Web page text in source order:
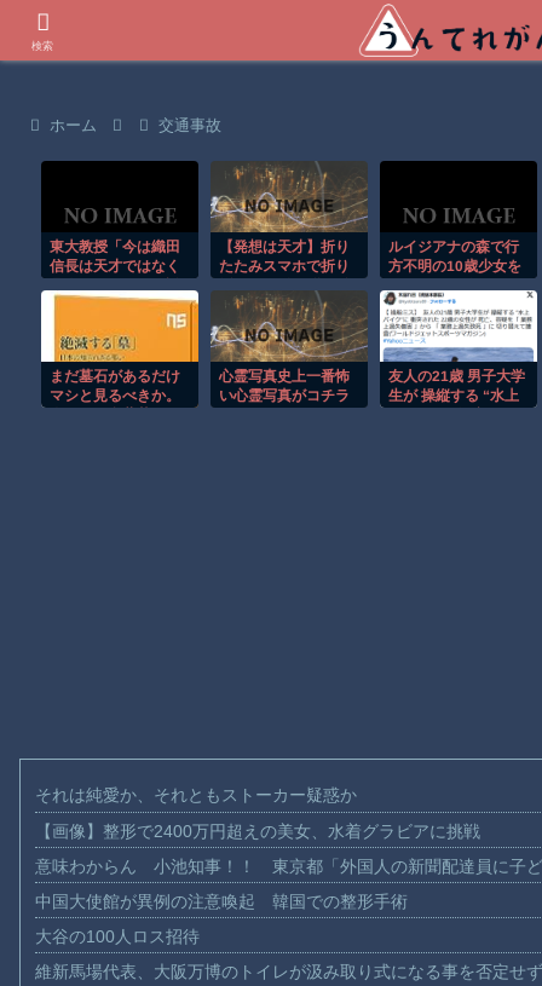
ホーム 交通事故
東大教授「今は織田
信長は天才ではなく
が強いがそれは違う
【発想は天才】折り
たたみスマホで折り
からないｗ
ルイジアナの森で行
方不明の10歳少女を
まだ墓石があるだけ
マシと見るべきか。
心霊写真史上一番怖
い心霊写真がコチラ
友人の21歳 男子大学
生が 操縦する “水上
それは純愛か、それともストーカー疑惑か
【画像】整形で2400万円超えの美女、水着グラビアに挑戦
意味わからん 小池知事！！ 東京都「外国人の新聞配達員に子
中国大使館が異例の注意喚起 韓国での整形手術
大谷の100人ロス招待
維新馬場代表、大阪万博のトイレが汲み取り式になる事を否定せ
検索